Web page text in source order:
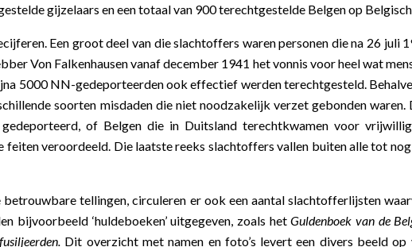
gijzelaars en een totaal van 900 terechtgestelde Belgen op
Een groot deel van die slachtoffers waren personen die na 26 juli
Von Falkenhausen vanaf december 1941 het vonnis voor heel wat
5000 NN-gedeporteerden ook effectief werden terechtgesteld.
soorten misdaden die niet noodzakelijk verzet gebonden
of Belgen die in Duitsland terechtkwamen voor
veroordeeld. Die laatste reeks slachtoffers vallen buiten alle tot
tellingen, circuleren er ook een aantal slachtofferlijsten
bijvoorbeeld ‘huldeboeken’ uitgegeven, zoals hetGuldenboek van de
Dit overzicht met namen en foto’s levert een divers beeld op